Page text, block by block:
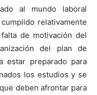
al mundo laboral
relativamente
de motivación del
del plan de
estar preparado para
los estudios y se
deben afrontar para